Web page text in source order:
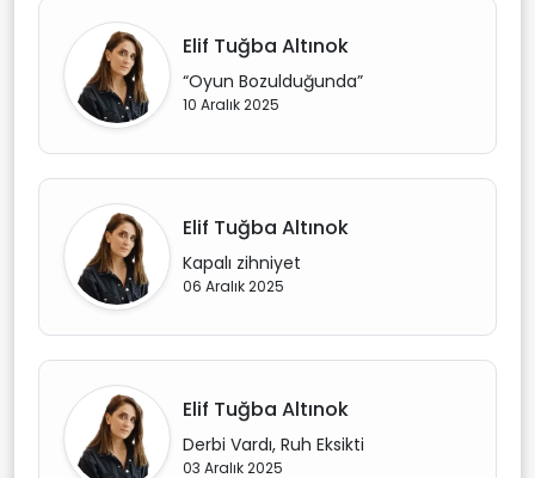
Elif Tuğba Altınok
“Oyun Bozulduğunda”
10 Aralık 2025
Elif Tuğba Altınok
Kapalı zihniyet
06 Aralık 2025
Elif Tuğba Altınok
Derbi Vardı, Ruh Eksikti
03 Aralık 2025